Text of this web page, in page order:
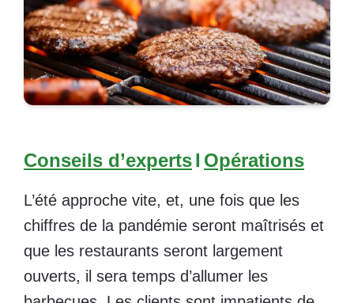
Conseils d’expertsI Opérations
L’été approche vite, et, une fois que les
chiffres de la pandémie seront maîtrisés et
que les restaurants seront largement
ouverts, il sera temps d’allumer les